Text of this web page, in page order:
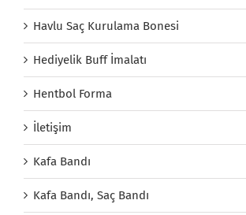
Havlu Saç Kurulama Bonesi
Hediyelik Buff İmalatı
Hentbol Forma
İletişim
Kafa Bandı
Kafa Bandı, Saç Bandı